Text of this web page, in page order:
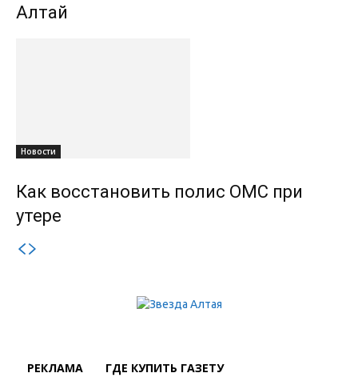
Алтай
Новости
Как восстановить полис ОМС при
утере
РЕКЛАМА ГДЕ КУПИТЬ ГАЗЕТУ